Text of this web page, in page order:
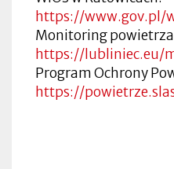
https://www.gov.pl/
Monitoring
https://lubliniec.eu/
Program Ochrony
https://